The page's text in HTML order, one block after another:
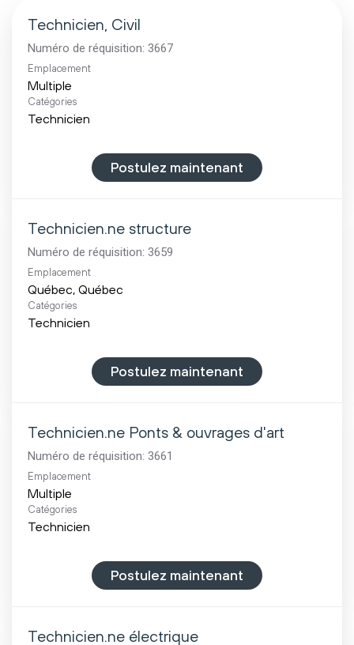
Technicien, Civil
Numéro de réquisition: 3667
Emplacement
Multiple
Catégories
Technicien
Postulez maintenant
Technicien.ne structure
Numéro de réquisition: 3659
Emplacement
Catégories
Technicien
Postulez maintenant
Technicien.ne Ponts & ouvrages d'art
Numéro de réquisition: 3661
Emplacement
Multiple
Catégories
Technicien
Postulez maintenant
Technicien.ne électrique